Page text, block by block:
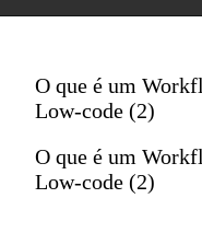
O que é um
Low-code (2)
O que é um
Low-code (2)